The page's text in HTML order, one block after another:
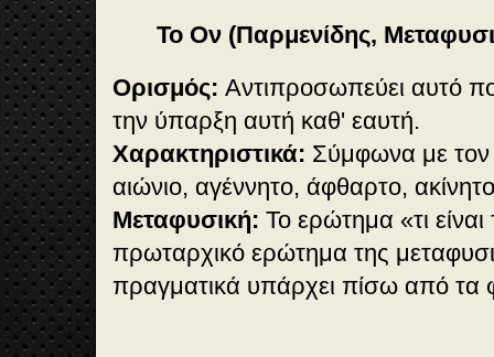
Το Ον (Παρμενίδης,
Ορισμός: Αντιπροσωπεύει αυτό
την ύπαρξη αυτή καθ' εαυτή.
Χαρακτηριστικά: Σύμφωνα με τον
αιώνιο, αγέννητο, άφθαρτο,
Μεταφυσική: Το ερώτημα «τι
πρωταρχικό ερώτημα της
πραγματικά υπάρχει πίσω από τα